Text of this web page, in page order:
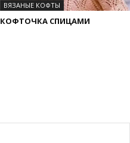
ВЯЗАНЫЕ КОФТЫ
КОФТОЧКА СПИЦАМИ